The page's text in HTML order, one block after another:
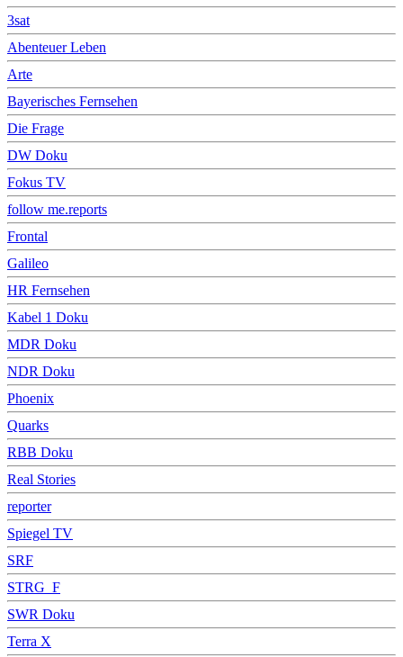
3sat
Abenteuer Leben
Arte
Bayerisches Fernsehen
Die Frage
DW Doku
Fokus TV
follow me.reports
Frontal
Galileo
HR Fernsehen
Kabel 1 Doku
MDR Doku
NDR Doku
Phoenix
Quarks
RBB Doku
Real Stories
reporter
Spiegel TV
SRF
STRG_F
SWR Doku
Terra X